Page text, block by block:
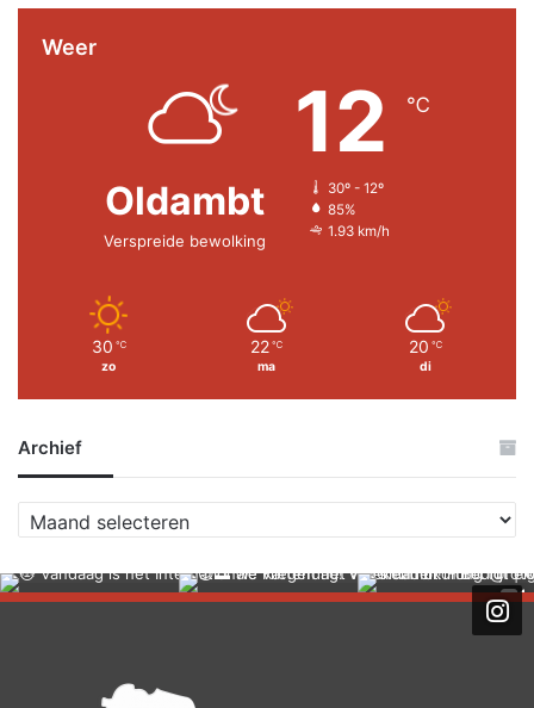
Weer
Oldambt
Verspreide bewolking
12 ℃
30º - 12º
85%
1.93 km/h
30 ℃
zo
22 ℃
ma
20 ℃
di
Archief
Archief